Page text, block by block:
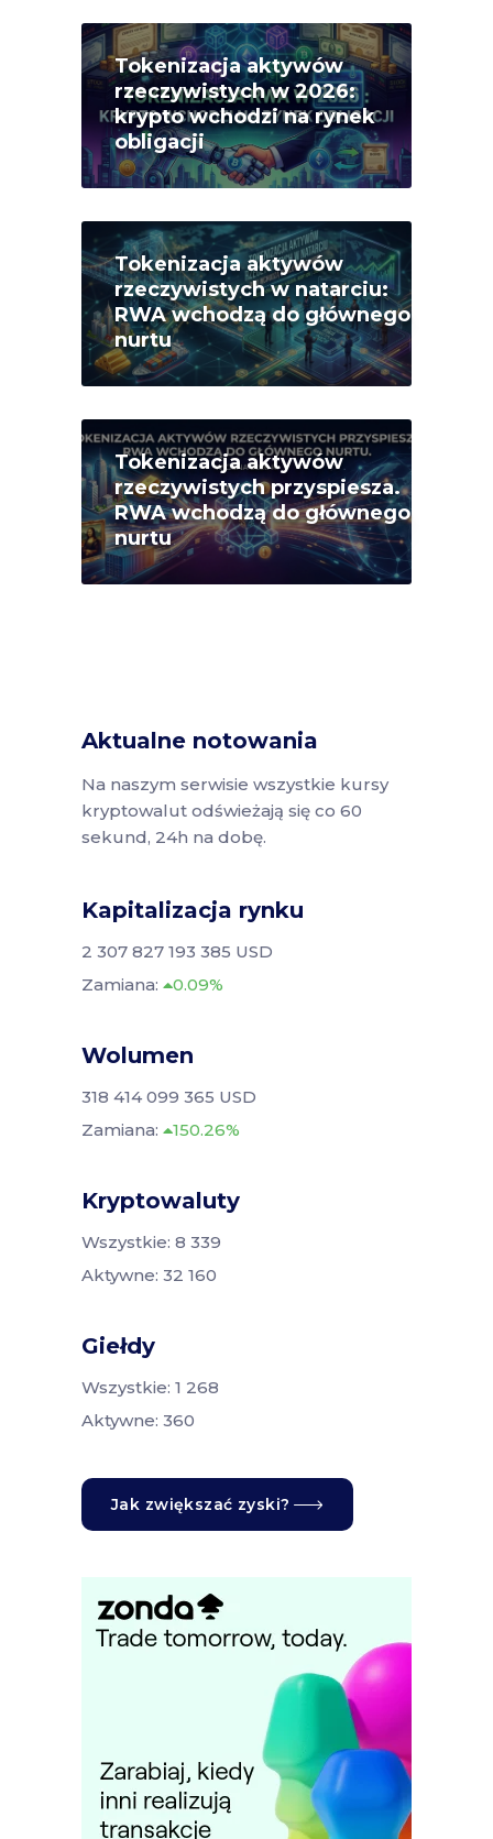
Tokenizacja aktywów
rzeczywistych w 2026:
krypto wchodzi na rynek
obligacji
Tokenizacja aktywów
rzeczywistych w natarciu:
RWA wchodzą do głównego
nurtu
Tokenizacja aktywów
rzeczywistych przyspiesza.
RWA wchodzą do głównego
nurtu
Aktualne notowania
Na naszym serwisie wszystkie kursy
kryptowalut odświeżają się co 60
sekund, 24h na dobę.
Kapitalizacja rynku
2 307 827 193 385 USD
Zamiana:
0.09%
Wolumen
318 414 099 365 USD
Zamiana:
150.26%
Kryptowaluty
Wszystkie: 8 339
Aktywne: 32 160
Giełdy
Wszystkie: 1 268
Aktywne: 360
Jak zwiększać zyski?